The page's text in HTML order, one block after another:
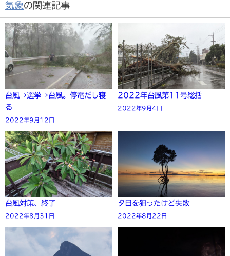
気象の関連記事
台風→選挙→台風。停電だし寝
る
2022年9月12日
2022年台風第11号総括
2022年9月4日
台風対策、終了
2022年8月31日
夕日を狙ったけど失敗
2022年8月22日